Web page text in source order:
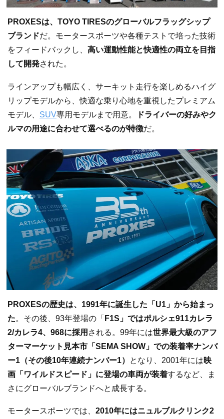
PROXESは、TOYO TIRESのグローバルフラッグシップ
ブランドだ。モータースポーツや各種テストで培った技術
をフィードバックし、 高い運動性能と快適性の両立を目指
して開発された。
ラインアップも幅広く、サーキット走行を楽しめるハイグ
リップモデルから、快適な乗り心地を重視したプレミアム
モデル、 SUV専用モデルまで用意。
ドライバーの好みやク
ルマの用途に合わせて選べるのが特徴だ。
PROXESの歴史は、1991年に誕生した「U1」から始まっ
た。その後、93年登場の「 F1S」ではポルシェ911カレラ
2/カレラ4、968に採用 される。99年には世界最大級のアフ
ターマーケット見本市「SEMA SHOW」での装着率ナンバ
ー1（その後10年連続ナンバー1）
となり、2001年には映
画「ワイルドスピード」に登場の車両が装着するなど、ま
さにグローバルブランドへと成長する。
モータースポーツでは、 2010年にはニュルブルクリンク2